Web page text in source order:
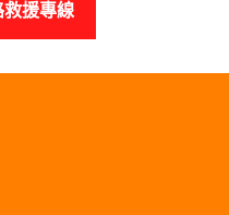
援專線